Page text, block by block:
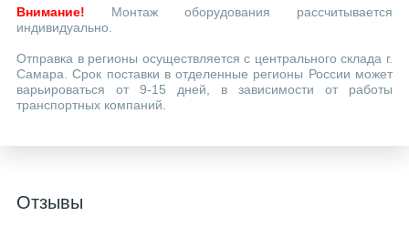
Внимание! Монтаж оборудования рассчитывается
индивидуально.
Отправка в регионы осуществляется с центрального склада г.
Самара. Срок поставки в отделенные регионы России может
варьироваться от 9-15 дней, в зависимости от работы
транспортных компаний.
Отзывы